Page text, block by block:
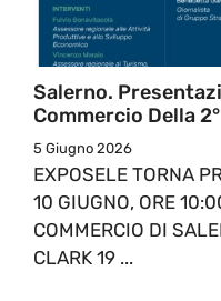
Salerno.
Commercio Della
5 Giugno 2026
EXPOSELE TORNA
10 GIUGNO, ORE
COMMERCIO DI
CLARK 19 ...